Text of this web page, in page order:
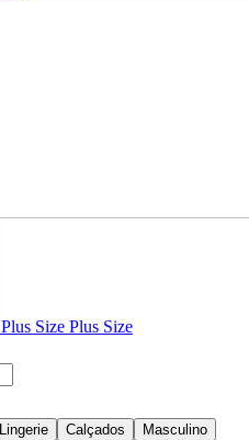
Plus Size Plus Size
Lingerie Calçados
Masculino